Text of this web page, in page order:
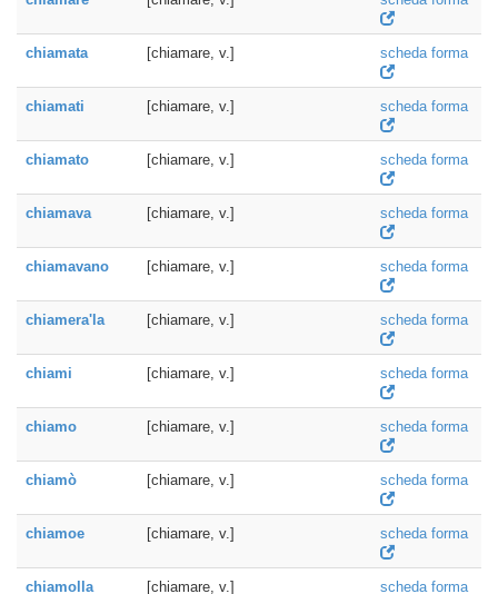
chiamata [chiamare, v.] scheda forma
chiamati [chiamare, v.] scheda forma
chiamato [chiamare, v.] scheda forma
chiamava [chiamare, v.] scheda forma
chiamavano [chiamare, v.] scheda forma
chiamera'la [chiamare, v.] scheda forma
chiami [chiamare, v.] scheda forma
chiamo [chiamare, v.] scheda forma
chiamò [chiamare, v.] scheda forma
chiamoe [chiamare, v.] scheda forma
chiamolla [chiamare, v.] scheda forma